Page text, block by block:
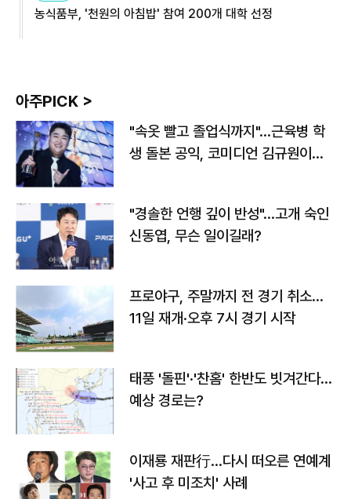
농식품부, '천원의 아침밥' 참여 200개 대학 선정
아주PICK >
"속옷 빨고 졸업식까지"…근육병 학
생 돌본 공익, 코미디언 김규원이었
"경솔한 언행 깊이 반성"…고개 숙인
신동엽, 무슨 일이길래?
프로야구, 주말까지 전 경기 취소…
11일 재개·오후 7시 경기 시작
태풍 '돌핀'·'찬홈' 한반도 빗겨간다…
예상 경로는?
이재룡 재판行…다시 떠오른 연예계
'사고 후 미조치' 사례